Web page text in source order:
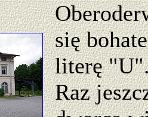
się
literę
Raz